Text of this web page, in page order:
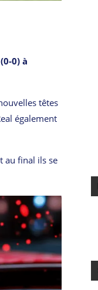
0) à
têtes
également
au final ils se